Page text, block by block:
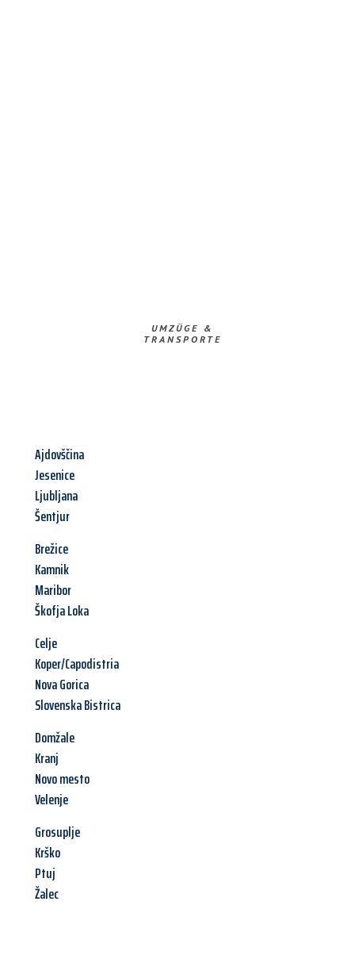
UMZÜGE &
TRANSPORTE
Ajdovščina
Jesenice
Ljubljana
Šentjur
Brežice
Kamnik
Maribor
Škofja Loka
Celje
Koper/Capodistria
Nova Gorica
Slovenska Bistrica
Domžale
Kranj
Novo mesto
Velenje
Grosuplje
Krško
Ptuj
Žalec